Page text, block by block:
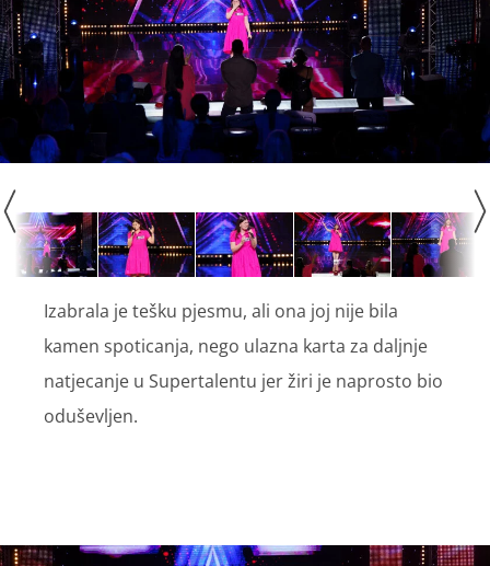
Izabrala je tešku pjesmu, ali ona joj nije bila
kamen spoticanja, nego ulazna karta za daljnje
natjecanje u Supertalentu jer žiri je naprosto bio
oduševljen.